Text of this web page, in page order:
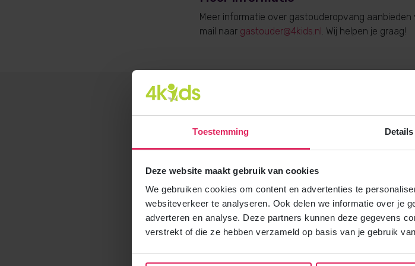
Toestemming Details
Deze website maakt gebruik van cookies
We gebruiken cookies om content en advertenties te
websiteverkeer te analyseren. Ook delen we informatie over je
adverteren en analyse. Deze partners kunnen deze gegevens
verstrekt of die ze hebben verzameld op basis van je gebruik
Meer informatie over gastouderopvang aanbieden
mail naar gastouder@4kids.nl . Wij helpen je graag!
Gratis
Meer
Vraag